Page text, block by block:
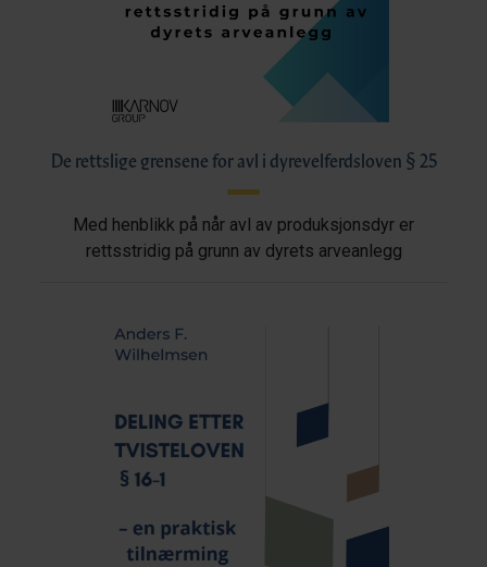
De rettslige grensene for avl i dyrevelferdsloven § 25
Med henblikk på når avl av produksjonsdyr er
rettsstridig på grunn av dyrets arveanlegg